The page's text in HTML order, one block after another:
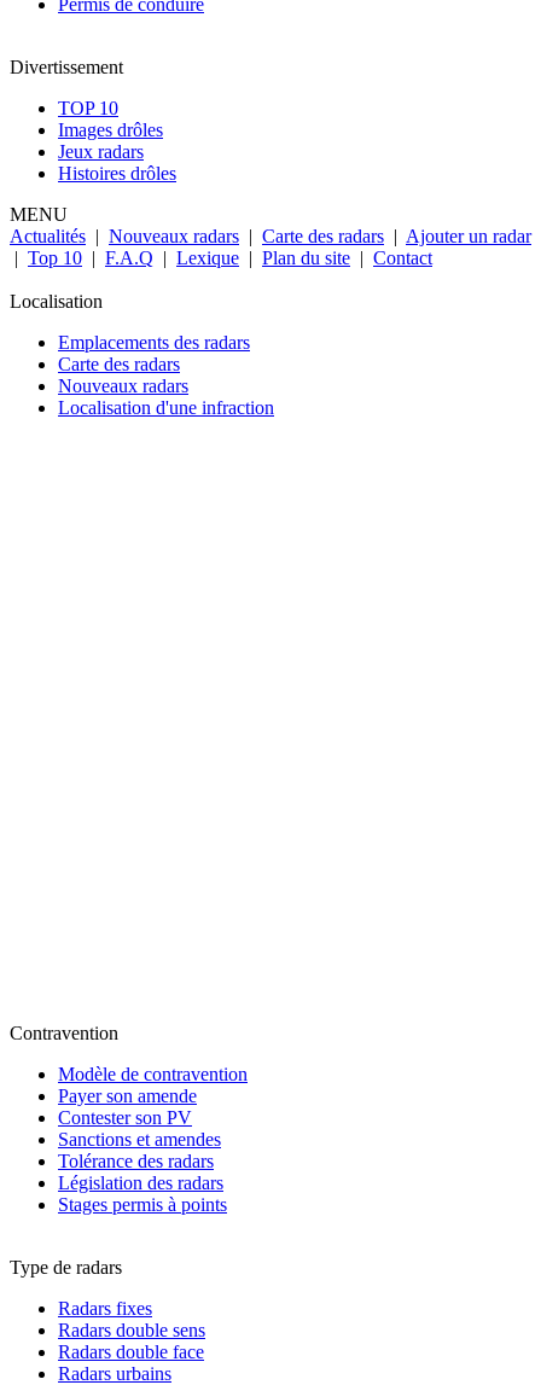
Permis de conduire
Divertissement
TOP 10
Images drôles
Jeux radars
Histoires drôles
MENU
Actualités | Nouveaux radars | Carte des radars | Ajouter un radar
| Top 10 | F.A.Q | Lexique | Plan du site | Contact
Localisation
Emplacements des radars
Carte des radars
Nouveaux radars
Localisation d'une infraction
Contravention
Modèle de contravention
Payer son amende
Contester son PV
Sanctions et amendes
Tolérance des radars
Législation des radars
Stages permis à points
Type de radars
Radars fixes
Radars double sens
Radars double face
Radars urbains